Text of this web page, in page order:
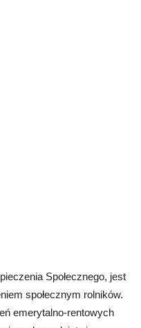
Społecznego, jest
społecznym rolników.
emerytalno-rentowych